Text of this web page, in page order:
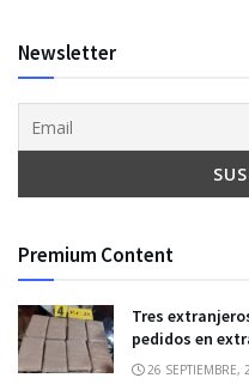
Newsletter
Premium Content
Tres
pedidos en
26 SEPTIEMBRE,